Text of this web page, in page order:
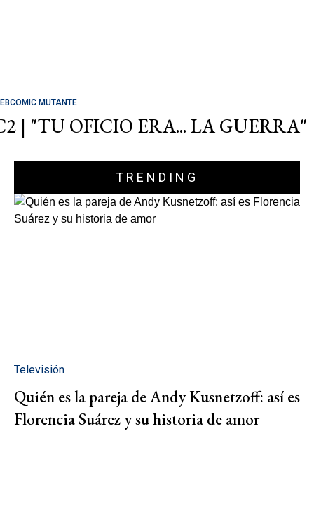
MUTANTE
| "TU OFICIO ERA... LA GUERRA"
TRENDING
Televisión
Quién es la pareja de Andy Kusnetzoff: así es
Florencia Suárez y su historia de amor